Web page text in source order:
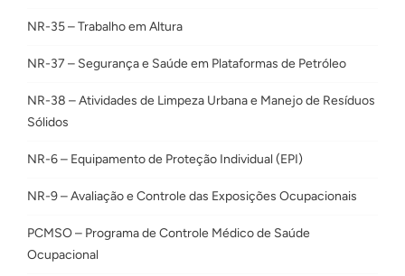
NR-35 – Trabalho em Altura
NR-37 – Segurança e Saúde em Plataformas de Petróleo
NR-38 – Atividades de Limpeza Urbana e Manejo de Resíduos
Sólidos
NR-6 – Equipamento de Proteção Individual (EPI)
NR-9 – Avaliação e Controle das Exposições Ocupacionais
PCMSO – Programa de Controle Médico de Saúde
Ocupacional